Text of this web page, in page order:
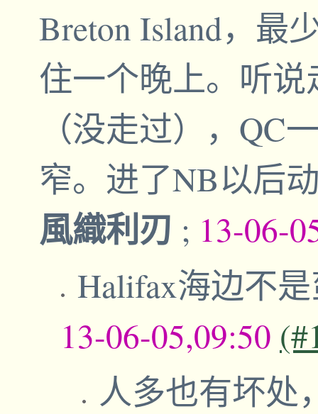
Breton Island，最
住一个晚上。听
（没走过），QC
窄。进了NB以后
風織利刃 ; 13-06-
Halifax海边不
13-06-05,09:50
人多也有坏处